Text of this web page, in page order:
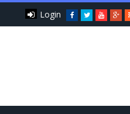
Facebook
TwitterYou
Tube
Login